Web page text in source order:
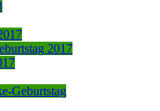
2017
Geburtstag